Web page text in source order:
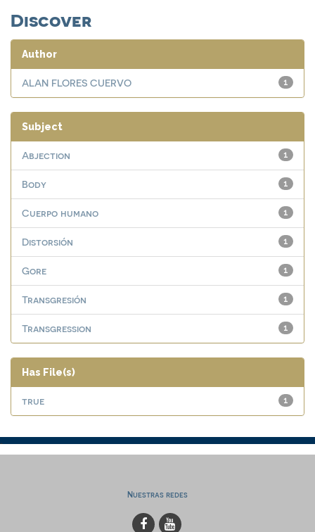
Discover
Author
1
ALAN FLORES CUERVO
Subject
1
Abjection
1
Body
1
Cuerpo humano
1
Distorsión
1
Gore
1
Transgresión
1
Transgression
Has File(s)
1
true
Nuestras redes